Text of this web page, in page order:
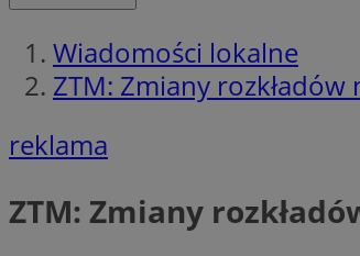
Wiadomości lokalne
ZTM: Zmiany
reklama
ZTM: Zmiany